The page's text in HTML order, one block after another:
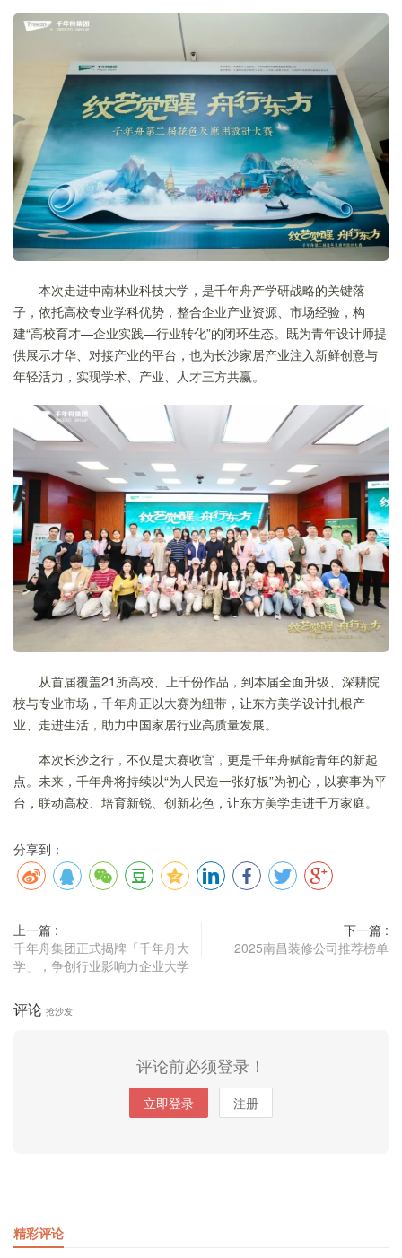
本次走进中南林业科技大学，是千年舟产学研战略的关键落
子，依托高校专业学科优势，整合企业产业资源、市场经验，构
建“高校育才—企业实践—行业转化”的闭环生态。既为青年设计师提
供展示才华、对接产业的平台，也为长沙家居产业注入新鲜创意与
年轻活力，实现学术、产业、人才三方共赢。
从首届覆盖21所高校、上千份作品，到本届全面升级、深耕院
校与专业市场，千年舟正以大赛为纽带，让东方美学设计扎根产
业、走进生活，助力中国家居行业高质量发展。
本次长沙之行，不仅是大赛收官，更是千年舟赋能青年的新起
点。未来，千年舟将持续以“为人民造一张好板”为初心，以赛事为平
台，联动高校、培育新锐、创新花色，让东方美学走进千万家庭。
分享到：
上一篇 :
千年舟集团正式揭牌「千年舟大
学」，争创行业影响力企业大学
下一篇 :
2025南昌装修公司推荐榜单
评论 抢沙发
评论前必须登录！
立即登录 注册
精彩评论